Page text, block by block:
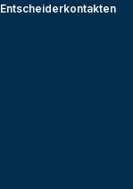
Entscheiderkontakten